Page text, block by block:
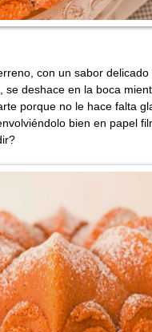
con un sabor delicado
se deshace en la boca
porque no le hace falta
bien en papel